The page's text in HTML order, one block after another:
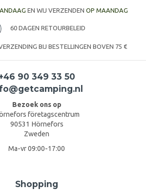
EN WIJ VERZENDEN OP MAANDAG
60 DAGEN RETOURBELEID
BIJ BESTELLINGEN BOVEN 75 €
90 349 33 50
Bezoek ons op
företagscentrum
90531 Hörnefors
Zweden
Ma-vr 09:00-17:00
Shopping